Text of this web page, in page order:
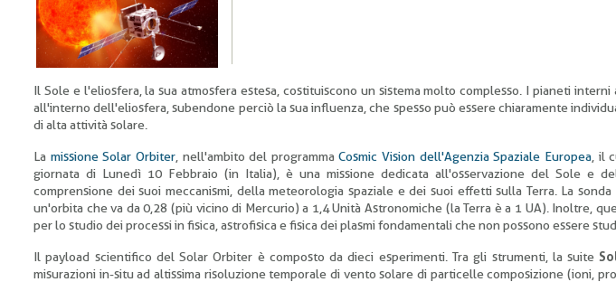
Il Sole e l'eliosfera, la sua atmosfera estesa, costituiscono un sistema molto complesso. I pianeti interni
all'interno dell'eliosfera, subendone perciò la sua influenza, che spesso può essere chiaramente
di alta attività solare.
La missione Solar Orbiter, nell'ambito del programmaCosmic Vision dell'Agenzia Spaziale Europea, il
giornata di Lunedì 10 Febbraio (in Italia), è una missione dedicata all'osservazione del Sole e
comprensione dei suoi meccanismi, della meteorologia spaziale e dei suoi effetti sulla Terra. La
un'orbita che va da 0,28 (più vicino di Mercurio) a 1,4 Unità Astronomiche (la Terra è a 1 UA). Inoltre,
per lo studio dei processi in fisica, astrofisica e fisica dei plasmi fondamentali che non possono essere
Il payload scientifico del Solar Orbiter è composto da dieci esperimenti. Tra gli strumenti, la suite
misurazioni in-situ ad altissima risoluzione temporale di vento solare di particelle composizione (ioni,